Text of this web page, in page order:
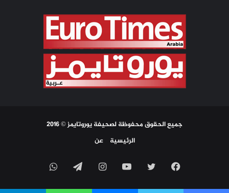
جميع الحقوق محفوظة لصحيفة يوروتايمز © 2016
الرئيسية
عن
فيسبوك تويتر يوتيوبانستقرامتيلقرامواتساب